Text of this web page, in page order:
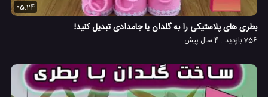
05:24
بطری های پلاستیکی را به گلدان یا جامدادی تبدیل کنید!
756 بازدید 4 سال پیش